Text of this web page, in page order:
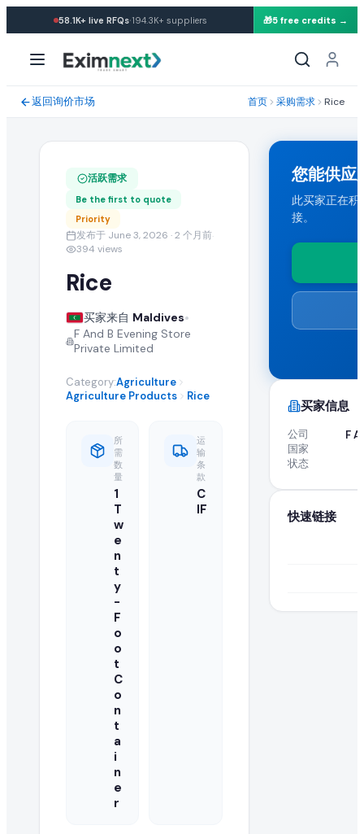
求购: Rice
采购需求规格与贸易条款
运输条款与目的港
买家要求 CIF 运输条款。能够向 Maldives 发货的任何国家的
提交您的报价
类似 Rice 批发采购需求
在 EximNext B2B 市场浏览更多活跃的 rice 采购需求以及来
全球 B2B 采购: 活跃进口商求购 Rice
关于 Rice 采购需求的常见问题
什么是 rice 采购需求?
采购需求是由正在寻找供应商以批量进口或采购批发 rice 的
如何响应此 rice 采购需求?
认证供应商和制造商可以点击本页的"提交报价"按钮,将批发
正在寻找此 rice 的买家是否已认证?
EximNext 对我们 B2B 市场上的买家实施认证流程,确保供应
我的报价中需要包含哪些信息?
您的报价应包括最优批发 FOB 价格、最低起订量(MOQ)、可
我可以直接联系来自 Maldives 的买家吗?
可以,我们目录中已注册并已升级的供应商可访问买家的联系
58.1K+live RFQs·194.3K+ suppliers 🎁5 free credits →
返回询价市场 首页 采购需求 Rice
活跃需求
Be the first to quote
Priority
发布于 June 3, 2026 · 2 个月前·
394 views
Rice
买家来自 Maldives•
F And B Evening Store
Private Limited
Category:Agriculture
Agriculture Products
Rice
所
需
数
量
1
T
w
e
n
t
y
-
F
o
o
t
C
o
n
t
a
i
n
e
r
运
输
条
款
C
IF
您能供应
此买家正在
接。
买家信息
公司
F
国家
状态
快速链接